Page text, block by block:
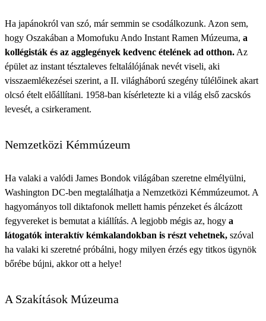
Ha japánokról van szó, már semmin se csodálkozunk. Azon sem,
hogy Oszakában a Momofuku Ando Instant Ramen Múzeuma, a
kollégisták és az agglegények kedvenc ételének ad otthon. Az
épület az instant tésztaleves feltalálójának nevét viseli, aki
visszaemlékezései szerint, a II. világháború szegény túlélőinek akart
olcsó ételt előállítani. 1958-ban kísérletezte ki a világ első zacskós
levesét, a csirkerament.
Nemzetközi Kémmúzeum
Ha valaki a valódi James Bondok világában szeretne elmélyülni,
Washington DC-ben megtalálhatja a Nemzetközi Kémmúzeumot. A
hagyományos toll diktafonok mellett hamis pénzeket és álcázott
fegyvereket is bemutat a kiállítás. A legjobb mégis az, hogy a
látogatók interaktív kémkalandokban is részt vehetnek, szóval
ha valaki ki szeretné próbálni, hogy milyen érzés egy titkos ügynök
bőrébe bújni, akkor ott a helye!
A Szakítások Múzeuma